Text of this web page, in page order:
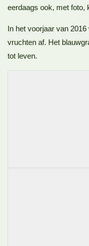
eerdaags ook, met foto,
In het voorjaar van
vruchten af. Het
tot leven.